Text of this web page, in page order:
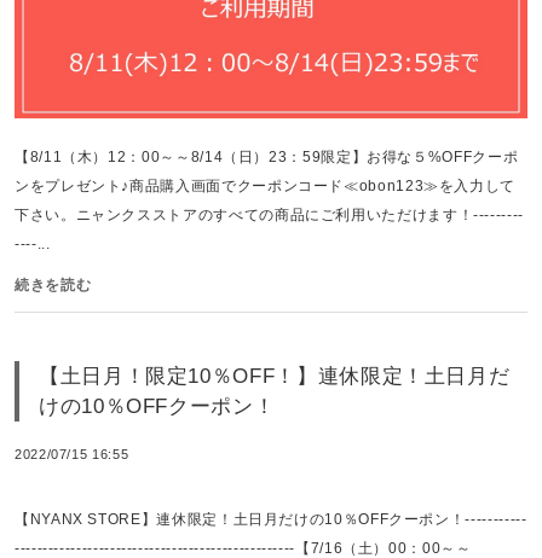
【8/11（木）12：00～～8/14（日）23：59限定】お得な５%OFFクーポ
ンをプレゼント♪商品購入画面でクーポンコード≪obon123≫を入力して
下さい。ニャンクスストアのすべての商品にご利用いただけます！---------
----...
続きを読む
【土日月！限定10％OFF！】連休限定！土日月だ
けの10％OFFクーポン！
2022/07/15 16:55
【NYANX STORE】連休限定！土日月だけの10％OFFクーポン！-----------
--------------------------------------------------【7/16（土）00：00～～